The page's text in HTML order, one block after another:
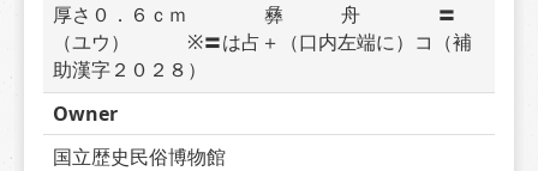
厚さ０．６ｃｍ　　　　彝　　　舟　　　　〓
（ユウ）　　　※〓は占＋（口内左端に）コ（補
助漢字２０２８）
Owner
国立歴史民俗博物館